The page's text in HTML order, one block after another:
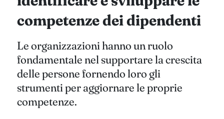
competenze dei dipendenti
Le organizzazioni hanno un ruolo
fondamentale nel supportare la crescita
delle persone fornendo loro gli
strumenti per aggiornare le proprie
competenze.